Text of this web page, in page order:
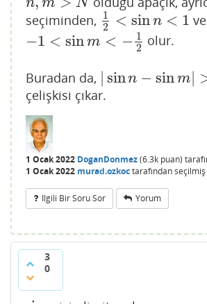
n m N
seçiminden,
1
2
< sinn < 1
12 <sinn<1 ve
−1 < sinm < − 1
2
−1< sin m<−12 olur.
Buradan da, | sinn − sinm|
sinn− sinm|>1=
ε
çelişkisi çıkar.
1 Ocak 2022 DoganDonmez(6.3k puan)
1 Ocak 2022 murad.ozkoctarafındanseçilmiş
Ilgili Bir Soru Sor Yorum
3
0